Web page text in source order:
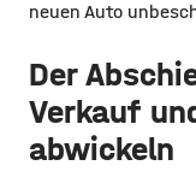
neuen Auto
Der
Verkauf
abwickeln